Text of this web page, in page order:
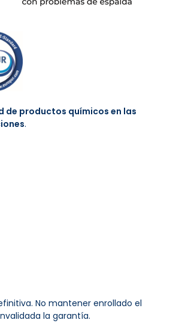
de productos químicos en las
.
No mantener enrollado el
la garantía.